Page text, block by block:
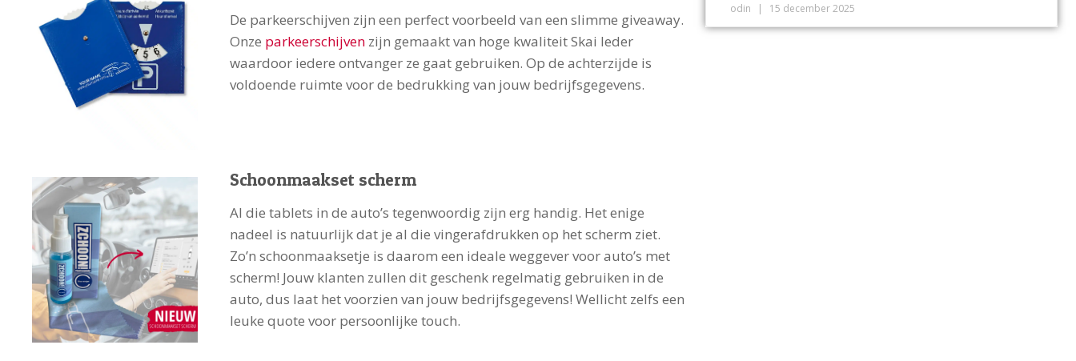
De parkeerschijven zijn een perfect voorbeeld van een slimme giveaway.
Onze parkeerschijvenzijn gemaakt van hoge kwaliteit Skai leder
waardoor iedere ontvanger ze gaat gebruiken. Op de achterzijde is
voldoende ruimte voor de bedrukking van jouw bedrijfsgegevens.
Schoonmaakset scherm
Al die tablets in de auto’s tegenwoordig zijn erg handig. Het enige
nadeel is natuurlijk dat je al die vingerafdrukken op het scherm ziet.
Zo’n schoonmaaksetje is daarom een ideale weggever voor auto’s met
scherm! Jouw klanten zullen dit geschenk regelmatig gebruiken in de
auto, dus laat het voorzien van jouw bedrijfsgegevens! Wellicht zelfs een
leuke quote voor persoonlijke touch.
odin 15 december 2025